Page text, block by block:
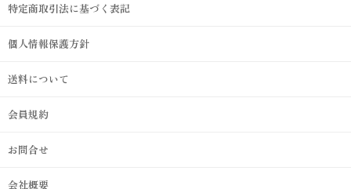
特定商取引法に基づく表記
個人情報保護方針
送料について
会員規約
お問合せ
会社概要